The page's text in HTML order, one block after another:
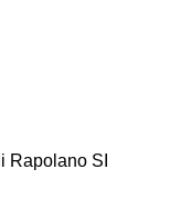
Rapolano SI